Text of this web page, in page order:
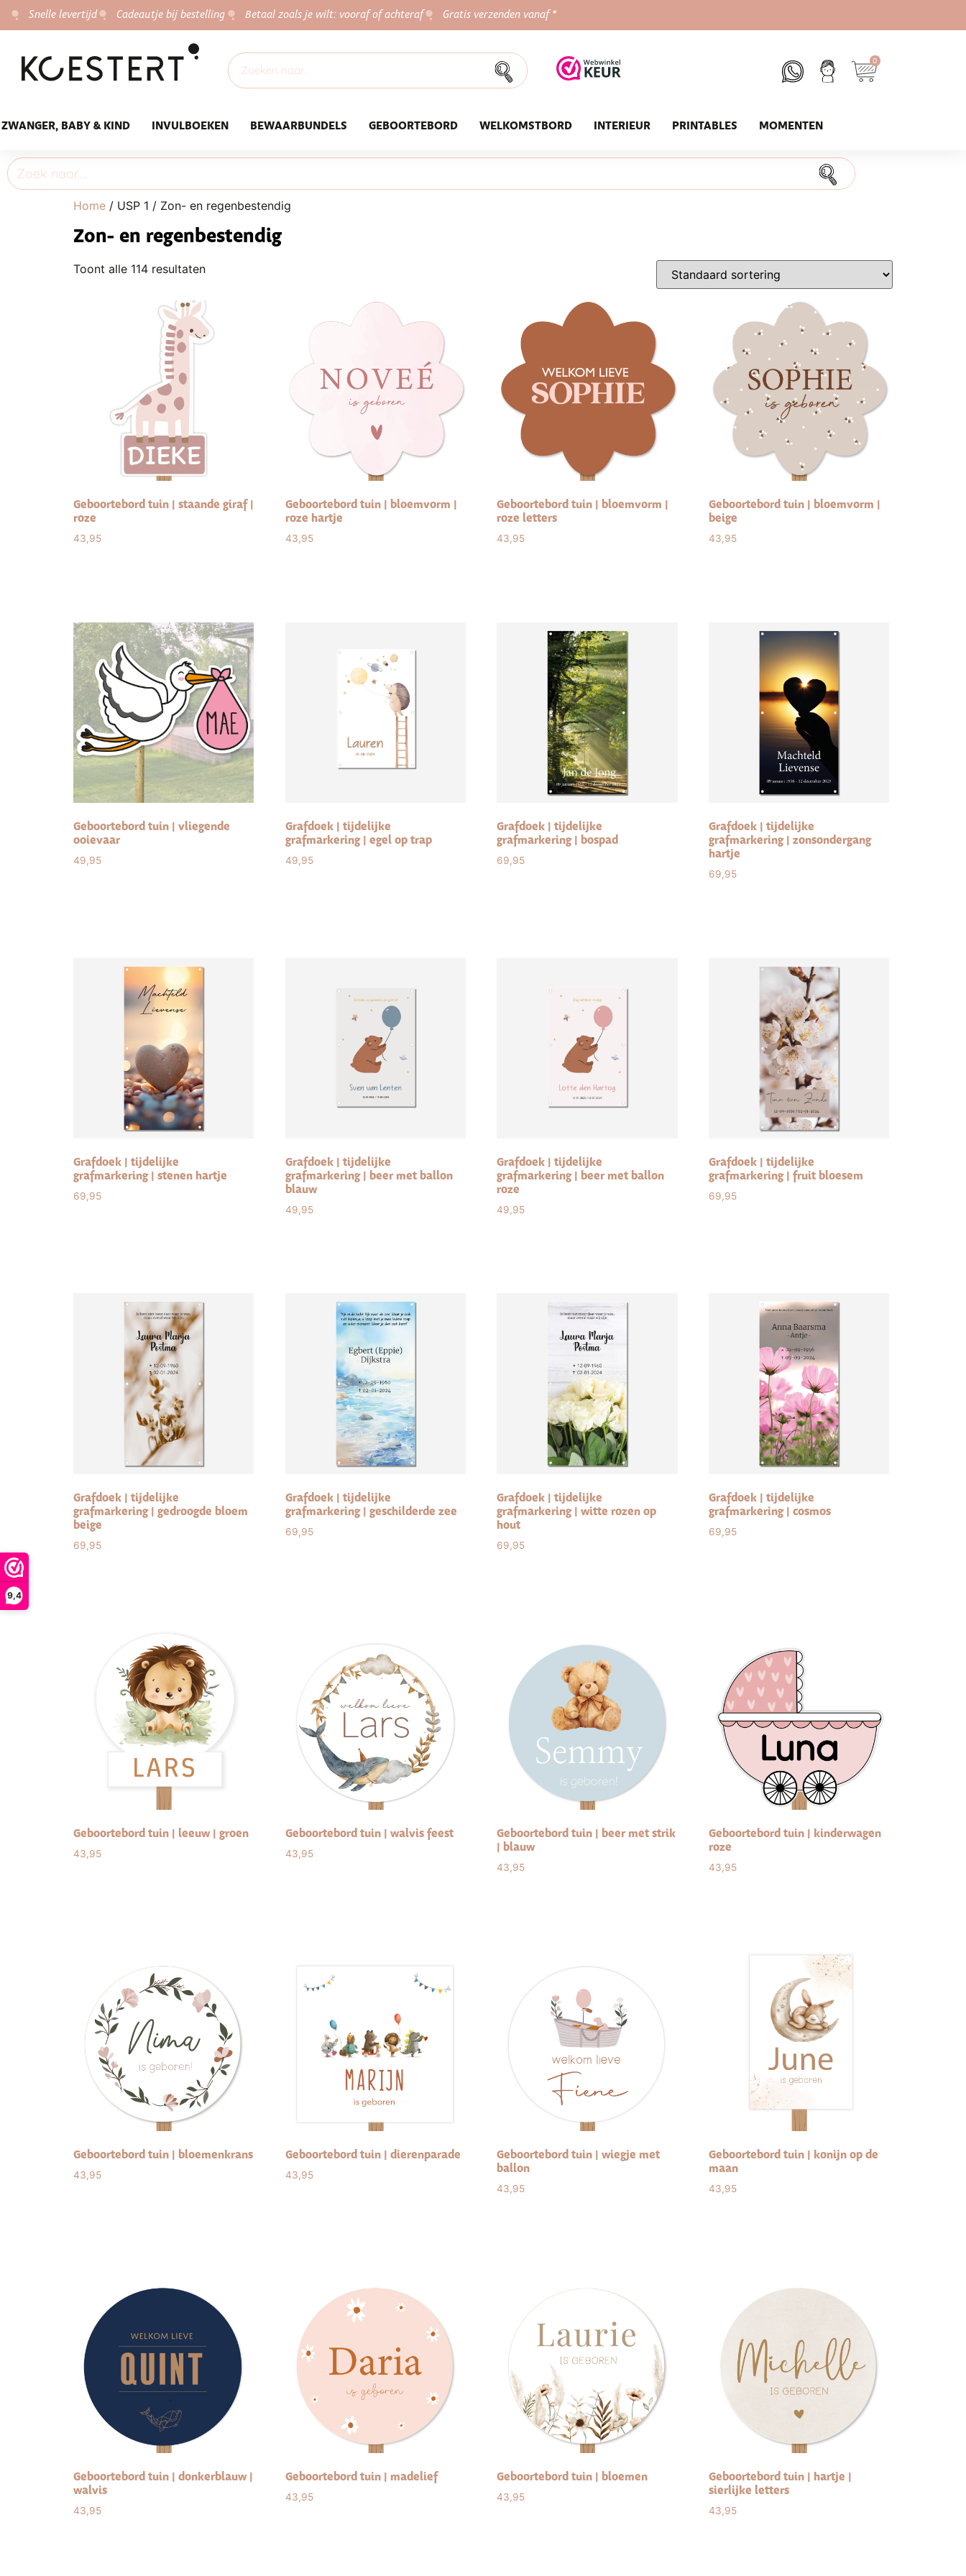
9,4
Snelle levertijd Cadeautje bij bestelling Betaal zoals je wilt: vooraf of achteraf Gratis verzenden vanaf *
0
ZWANGER, BABY & KIND INVULBOEKEN BEWAARBUNDELS GEBOORTEBORD WELKOMSTBORD INTERIEUR PRINTABLES MOMENTEN
Home / USP 1 / Zon- en regenbestendig
Zon- en regenbestendig
Toont alle 114 resultaten
Geboortebord tuin | staande giraf |
roze
43,95
Geboortebord tuin | bloemvorm |
roze hartje
43,95
Geboortebord tuin | bloemvorm |
roze letters
43,95
Geboortebord tuin | bloemvorm |
beige
43,95
Geboortebord tuin | vliegende
ooievaar
49,95
Grafdoek | tijdelijke
grafmarkering | egel op trap
49,95
Grafdoek | tijdelijke
grafmarkering | bospad
69,95
Grafdoek | tijdelijke
grafmarkering | zonsondergang
hartje
69,95
Grafdoek | tijdelijke
grafmarkering | stenen hartje
69,95
Grafdoek | tijdelijke
grafmarkering | beer met ballon
blauw
49,95
Grafdoek | tijdelijke
grafmarkering | beer met ballon
roze
49,95
Grafdoek | tijdelijke
grafmarkering | fruit bloesem
69,95
Grafdoek | tijdelijke
grafmarkering | gedroogde bloem
beige
69,95
Grafdoek | tijdelijke
grafmarkering | geschilderde zee
69,95
Grafdoek | tijdelijke
grafmarkering | witte rozen op
hout
69,95
Grafdoek | tijdelijke
grafmarkering | cosmos
69,95
Geboortebord tuin | leeuw | groen
43,95
Geboortebord tuin | walvis feest
43,95
Geboortebord tuin | beer met strik
| blauw
43,95
Geboortebord tuin | kinderwagen
roze
43,95
Geboortebord tuin | bloemenkrans
43,95
Geboortebord tuin | dierenparade
43,95
Geboortebord tuin | wiegje met
ballon
43,95
Geboortebord tuin | konijn op de
maan
43,95
Geboortebord tuin | donkerblauw |
walvis
43,95
Geboortebord tuin | madelief
43,95
Geboortebord tuin | bloemen
43,95
Geboortebord tuin | hartje |
sierlijke letters
43,95